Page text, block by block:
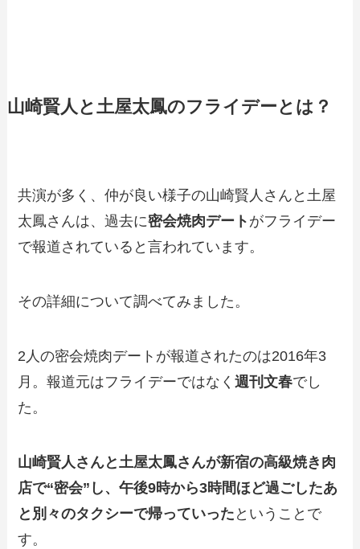
山崎賢人と土屋太鳳のフライデーとは？
共演が多く、仲が良い様子の山崎賢人さんと土屋
太鳳さんは、過去に密会焼肉デート がフライデー
で報道されていると言われています。
その詳細について調べてみました。
2人の密会焼肉デートが報道されたのは2016年3
月。報道元はフライデーではなく週刊文春でし
た。
山崎賢人さんと土屋太鳳さんが新宿の高級焼き肉
店で“密会”し、午後9時から3時間ほど過ごしたあ
と別々のタクシーで帰っていった ということで
す。